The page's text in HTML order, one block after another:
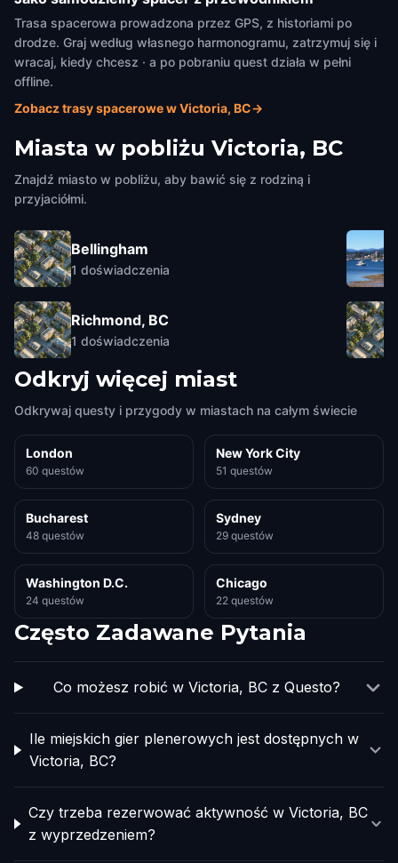
Trasa spacerowa prowadzona przez GPS, z historiami po
drodze. Graj według własnego harmonogramu, zatrzymuj się i
wracaj, kiedy chcesz · a po pobraniu quest działa w pełni
offline.
Zobacz trasy spacerowe w Victoria, BC→
Miasta w pobliżu Victoria, BC
Znajdź miasto w pobliżu, aby bawić się z rodziną i
przyjaciółmi.
Bellingham
1 doświadczenia
Richmond, BC
1 doświadczenia
Odkryj więcej miast
Odkrywaj questy i przygody w miastach na całym świecie
London
60 questów
New York City
51 questów
Bucharest
48 questów
Sydney
29 questów
Washington D.C.
24 questów
Chicago
22 questów
Często Zadawane Pytania
Co możesz robić w Victoria, BC z Questo?
Ile miejskich gier plenerowych jest dostępnych w
Victoria, BC?
Czy trzeba rezerwować aktywność w Victoria, BC
z wyprzedzeniem?